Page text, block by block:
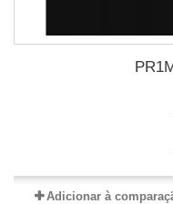
Adicionar à